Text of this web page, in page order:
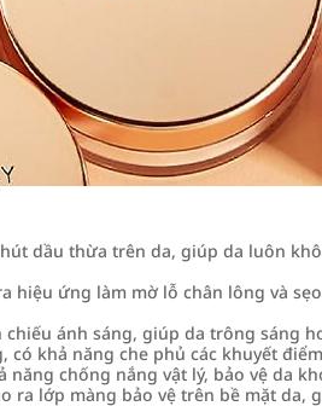
dầu thừa trên da, giúp da luôn
hiệu ứng làm mờ lỗ chân lông và
ánh sáng, giúp da trông sáng
khả năng che phủ các khuyết
chống nắng vật lý, bảo vệ da
ra lớp màng bảo vệ trên bề mặt da,